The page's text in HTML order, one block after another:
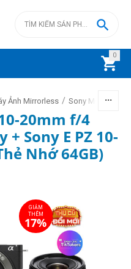
0


Ảnh Mirrorless / Sony Mirrorless
20mm f/4
Sony E PZ 10-
Nhớ 64GB)